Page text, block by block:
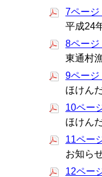
7ページ
平成24
8ページ
東通村
9ページ
ほけん
10ペー
ほけん
11ペー
お知ら
12ペー